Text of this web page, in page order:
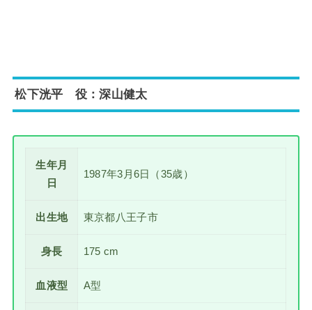
松下洸平 役：深山健太
生年月
日
1987年3月6日（35歳）
出生地 東京都八王子市
身長 175 cm
血液型 A型